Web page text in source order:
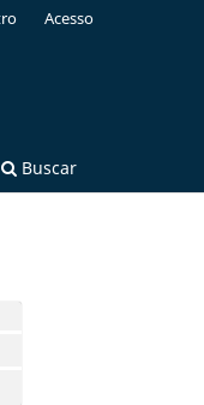
Buscar
Acesso